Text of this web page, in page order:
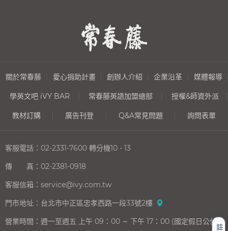
註
關於常春藤 愛心捐助計畫 創辦人介紹 企業沿革 媒體報導
學英文吧 iVY BAR 常春藤英語加盟總部 授權&師資外派
教材訂購 廣告刊登 Q&A常見問題 詢問表單
客服電話： 02-2331-7600 轉分機10 - 13
傳 真： 02-2381-0918
客服信箱： service@ivy.com.tw
門市地址： 台北市中正區忠孝西路一段33號2樓
營業時間： 週一至週五 上午 09：00 ∼ 下午 17：00 (國定假日公休)